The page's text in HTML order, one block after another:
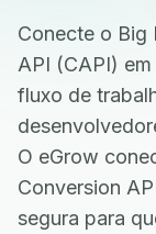
Conecte o Big
API (CAPI)
fluxo de
O eGrow
Conversion
segura para